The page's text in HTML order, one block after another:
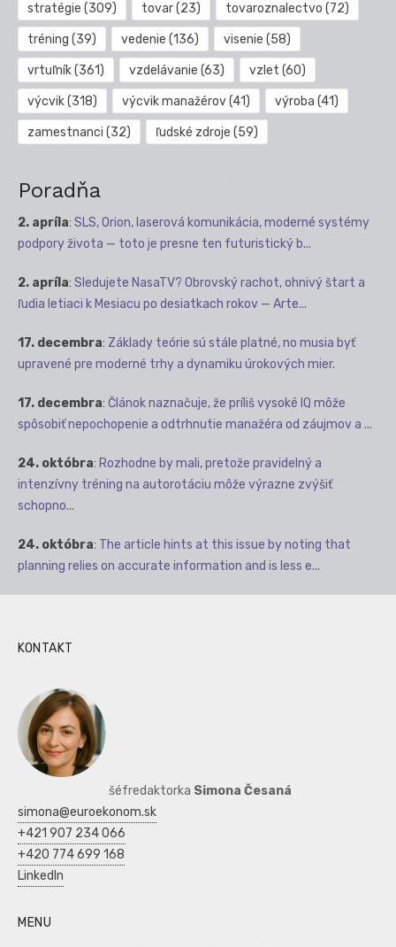
stratégie (309) tovar(23) tovaroznalectvo (72)
tréning (39) vedenie (136) visenie (58)
vrtuľník(361) vzdelávanie (63) vzlet (60)
výcvik(318) výcvik manažérov(41) výroba (41)
zamestnanci (32) ľudské zdroje (59)
Poradňa
2. apríla: SLS, Orion, laserová komunikácia, moderné systémy
podpory života — toto je presne ten futuristický b...
2. apríla: Sledujete NasaTV? Obrovský rachot, ohnivý štart a
ľudia letiaci k Mesiacu po desiatkach rokov — Arte...
17. decembra: Základy teórie sú stále platné, no musia byť
upravené pre moderné trhy a dynamiku úrokových mier.
17. decembra: Článok naznačuje, že príliš vysoké IQ môže
spôsobiť nepochopenie a odtrhnutie manažéra od záujmov a ...
24. októbra: Rozhodne by mali, pretože pravidelný a
intenzívny tréning na autorotáciu môže výrazne zvýšiť
schopno...
24. októbra: The article hints at this issue by noting that
planning relies on accurate information and is less e...
KONTAKT
šéfredaktorka Simona Česaná
simona@euroekonom.sk
+421 907 234 066
+420 774 699 168
LinkedIn
MENU